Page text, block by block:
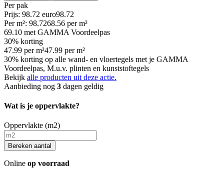
Per pak
Prijs: 98.72 euro98.72
Per m²: 98.7268.56 per m²
69.10 met GAMMA Voordeelpas
30% korting
47.99 per m²47.99 per m²
30% korting op alle wand- en vloertegels met je GAMMA
Voordeelpas, M.u.v. plinten en kunststoftegels
Bekijk alle producten uit deze actie.
Aanbieding nog 3 dagen geldig
Wat is je oppervlakte?
Oppervlakte (m2)
Bereken aantal
Online op voorraad